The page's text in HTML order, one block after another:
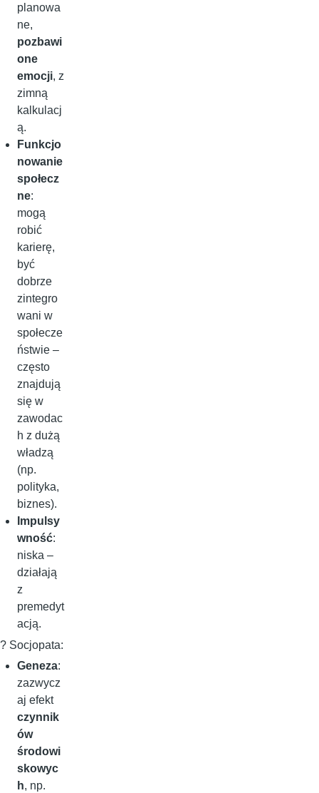
planowa
ne,
pozbawi
one
emocji, z
zimną
kalkulacj
ą.
Funkcjo
nowanie
społecz
ne:
mogą
robić
karierę,
być
dobrze
zintegro
wani w
społecze
ństwie –
często
znajdują
się w
zawodac
h z dużą
władzą
(np.
polityka,
biznes).
Impulsy
wność:
niska –
działają
z
premedyt
acją.
? Socjopata:
Geneza:
zazwycz
aj efekt
czynnik
ów
środowi
skowyc
h, np.